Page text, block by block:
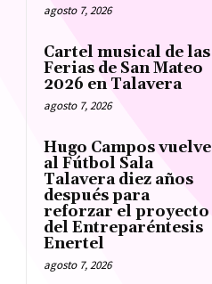
agosto 7, 2026
Cartel musical de las
Ferias de San Mateo
2026 en Talavera
agosto 7, 2026
Hugo Campos vuelve
al Fútbol Sala
Talavera diez años
después para
reforzar el proyecto
del Entreparéntesis
Enertel
agosto 7, 2026